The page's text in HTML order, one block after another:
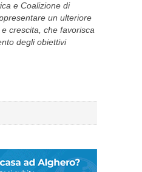
e Coalizione di
un ulteriore
crescita, che favorisca
degli obiettivi